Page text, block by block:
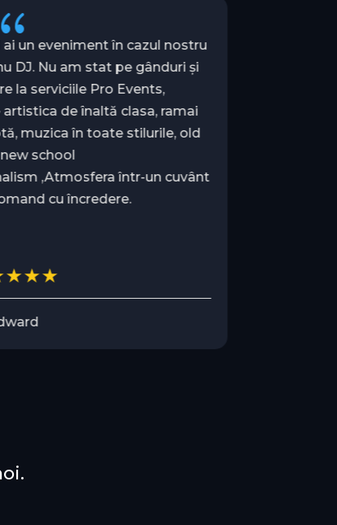
{un eveniment în cazul nostru
DJ. Nu am stat pe gânduri și
la serviciile Pro Events,
de înaltă clasa, ramai
muzica în toate stilurile, old
school
,Atmosfera într-un cuvânt
cu încredere.